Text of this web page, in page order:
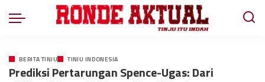
BERITA TINJU TINJU INDONESIA
Prediksi Pertarungan Spence-Ugas: Dari